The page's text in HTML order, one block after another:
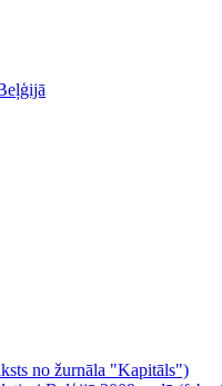
no žurnāla "Kapitāls")